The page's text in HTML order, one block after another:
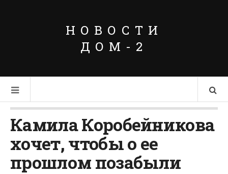
НОВОСТИ
ДОМ-2
Камила Коробейникова
хочет, чтобы о ее
прошлом позабыли